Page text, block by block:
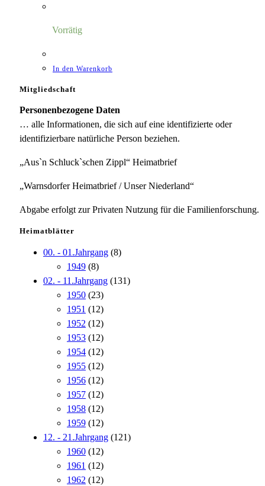
Vorrätig
In den Warenkorb
Mitgliedschaft
Personenbezogene Daten
… alle Informationen, die sich auf eine identifizierte oder
identifizierbare natürliche Person beziehen.
„Aus`n Schluck`schen Zippl“ Heimatbrief
„Warnsdorfer Heimatbrief / Unser Niederland“
Abgabe erfolgt zur Privaten Nutzung für die Familienforschung.
Heimatblätter
00. - 01.Jahrgang (8)
1949 (8)
02. - 11.Jahrgang (131)
1950 (23)
1951 (12)
1952 (12)
1953 (12)
1954 (12)
1955 (12)
1956 (12)
1957 (12)
1958 (12)
1959 (12)
12. - 21.Jahrgang (121)
1960 (12)
1961 (12)
1962 (12)